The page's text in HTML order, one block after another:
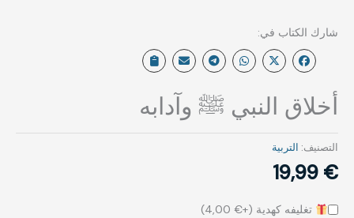
أخلاق النبي ﷺ وآدابه
التصنيف: التربية
19,99 €
تغليفه كهدية (+ 4,00€
)